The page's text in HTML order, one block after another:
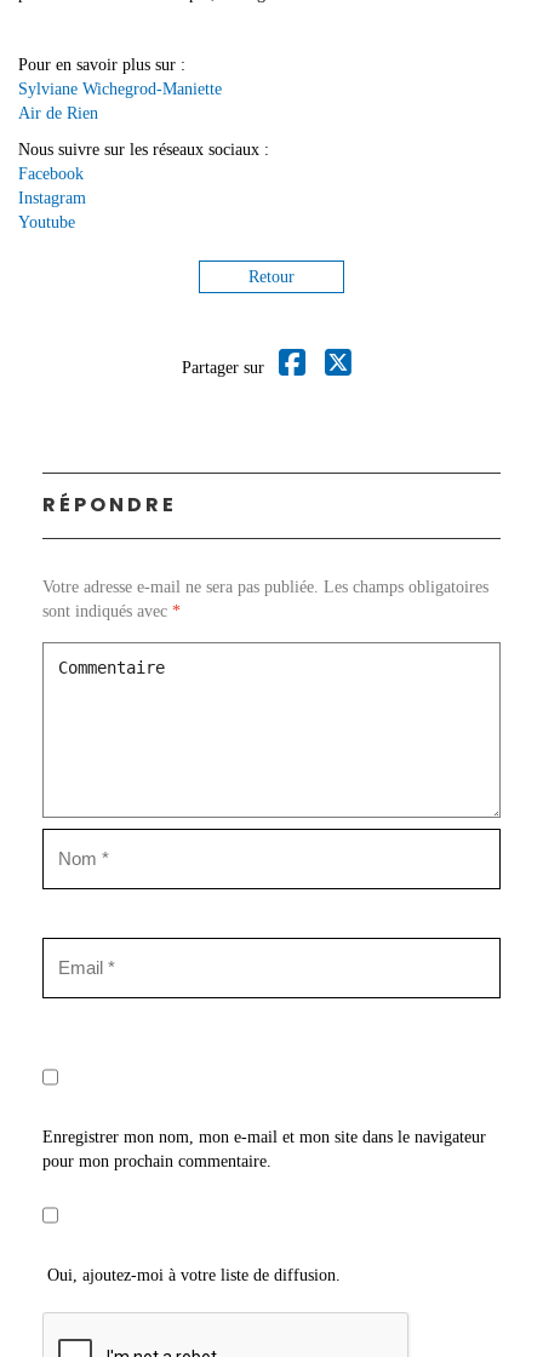
Pour en savoir plus sur :
Sylviane Wichegrod-Maniette
Air de Rien
Nous suivre sur les réseaux sociaux :
Facebook
Instagram
Youtube
Retour
Partager sur
RÉPONDRE
Votre adresse e-mail ne sera pas publiée. Les champs obligatoires
sont indiqués avec *
Enregistrer mon nom, mon e-mail et mon site dans le navigateur
pour mon prochain commentaire.
Oui, ajoutez-moi à votre liste de diffusion.